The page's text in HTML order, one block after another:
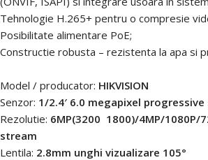
Tehnologie H.265+ pentru o compresie
Posibilitate alimentare PoE;
Constructie robusta – rezistenta la apa si
Model / producator: HIKVISION
Senzor: 1/2.4′ 6.0 megapixel progressive
Rezolutie: 6MP(3200  1800)/4MP/1080P/
stream
Lentila: 2.8mm unghi vizualizare 105°